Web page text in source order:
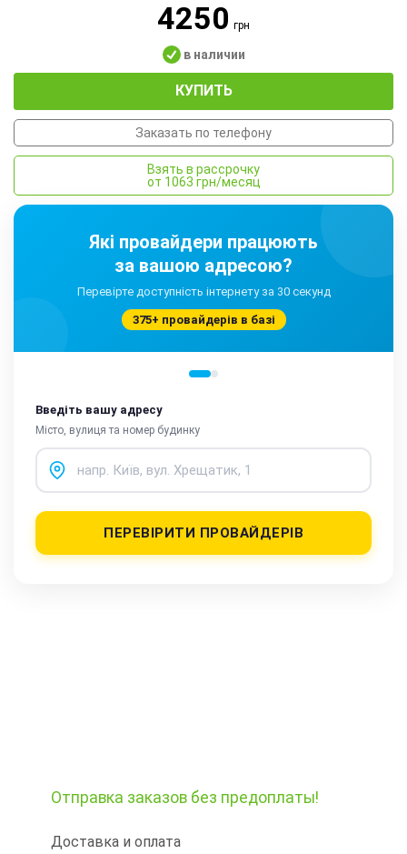
4250грн
в наличии
КУПИТЬ
Заказать по телефону
Взять в рассрочку
от 1063 грн/месяц
Які провайдери працюють
за вашою адресою?
Перевірте доступність інтернету за 30 секунд
375+ провайдерів в базі
Введіть вашу адресу
Місто, вулиця та номер будинку
ПЕРЕВІРИТИ ПРОВАЙДЕРІВ
Отправка заказов без предоплаты!
Доставка и оплата